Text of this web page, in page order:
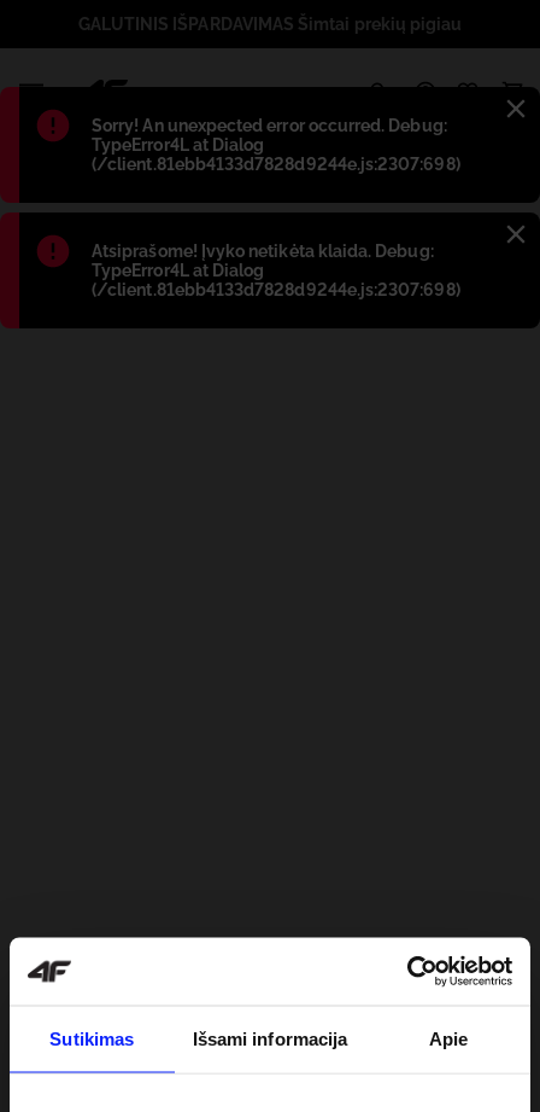
Sutikimas Išsami informacija Apie
Błąd:
Sorry! An unexpected error occurred. Debug:
TypeError4L at Dialog
(/client.81ebb4133d7828d9244e.js:2307:698)
Błąd:
Atsiprašome! Įvyko netikėta klaida. Debug:
TypeError4L at Dialog
(/client.81ebb4133d7828d9244e.js:2307:698)
GALUTINIS IŠPARDAVIMAS Šimtai prekių pigiau